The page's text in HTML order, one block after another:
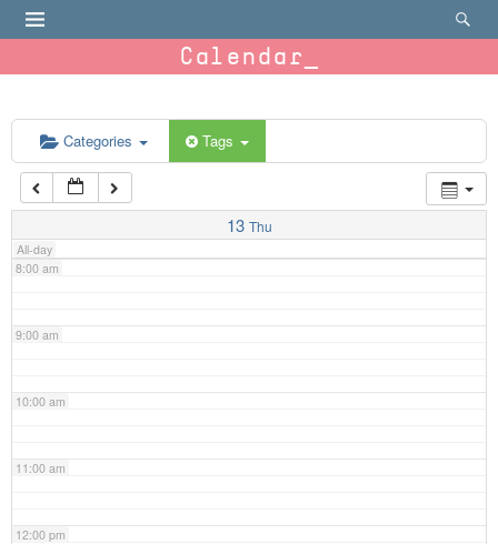
Calendar
Categories Tags
13 Thu
All-day
6:00 am
7:00 am
8:00 am
9:00 am
10:00 am
11:00 am
12:00 pm